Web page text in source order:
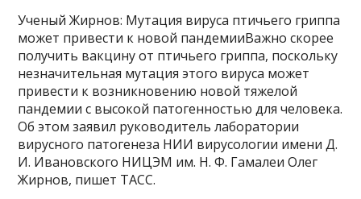
Ученый Жирнов: Мутация вируса птичьего гриппа
может привести к новой пандемииВажно скорее
получить вакцину от птичьего гриппа, поскольку
незначительная мутация этого вируса может
привести к возникновению новой тяжелой
пандемии с высокой патогенностью для человека.
Об этом заявил руководитель лаборатории
вирусного патогенеза НИИ вирусологии имени Д.
И. Ивановского НИЦЭМ им. Н. Ф. Гамалеи Олег
Жирнов, пишет ТАСС.